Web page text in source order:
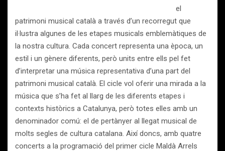
el
patrimoni musical català a través d’un recorregut que
il·lustra algunes de les etapes musicals emblemàtiques de
la nostra cultura. Cada concert representa una època, un
estil i un gènere diferents, però units entre ells pel fet
d’interpretar una música representativa d’una part del
patrimoni musical català. El cicle vol oferir una mirada a la
música que s’ha fet al llarg de les diferents etapes i
contexts històrics a Catalunya, però totes elles amb un
denominador comú: el de pertànyer al llegat musical de
molts segles de cultura catalana. Així doncs, amb quatre
concerts a la programació del primer cicle Maldà Arrels